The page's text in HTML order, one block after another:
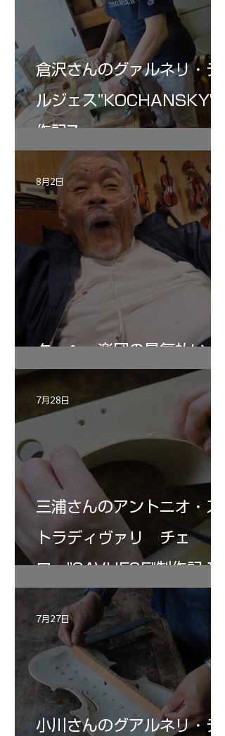
倉沢さんのグァルネリ・デ
ルジェス”KOCHANSKY"制
作記7
ターヘー楽団の暑気払い
8月2日
三浦さんのアントニオ・ス
トラディヴァリ チェ
ロ ”SAVUESE"制作記１2
7月28日
小川さんのグアルネリ・デ
7月27日